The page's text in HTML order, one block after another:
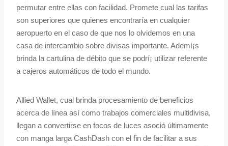
permutar entre ellas con facilidad. Promete cual las tarifas
son superiores que quienes encontraría en cualquier
aeropuerto en el caso de que nos lo olvidemos en una
casa de intercambio sobre divisas importante. Ademí¡s
brinda la cartulina de débito que se podrí¡ utilizar referente
a cajeros automáticos de todo el mundo.
Allied Wallet, cual brinda procesamiento de beneficios
acerca de línea así­ como trabajos comerciales multidivisa,
llegan a convertirse en focos de luces asoció últimamente
con manga larga CashDash con el fin de facilitar a sus